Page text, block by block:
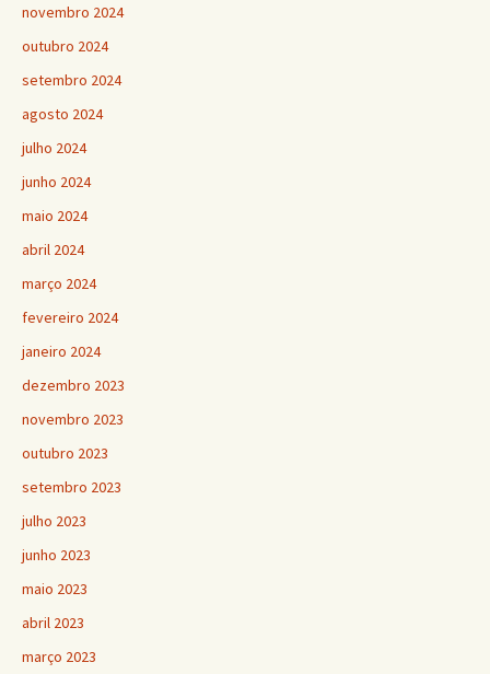
novembro 2024
outubro 2024
setembro 2024
agosto 2024
julho 2024
junho 2024
maio 2024
abril 2024
março 2024
fevereiro 2024
janeiro 2024
dezembro 2023
novembro 2023
outubro 2023
setembro 2023
julho 2023
junho 2023
maio 2023
abril 2023
março 2023